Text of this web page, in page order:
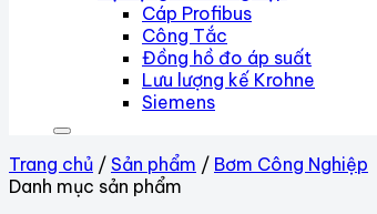
Cáp Profibus
Công Tắc
Đồng hồ đo áp suất
Lưu lượng kế Krohne
Siemens
Trang chủ / Sản phẩm / Bơm Công Nghiệp
Danh mục sản phẩm